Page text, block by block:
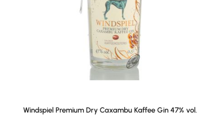
Windspiel Premium Dry Caxambu Kaffee Gin 47% vol.